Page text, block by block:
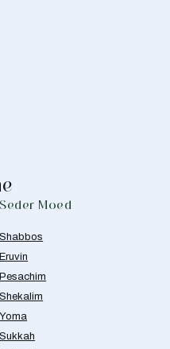
Seder Moed
Shabbos
Eruvin
Pesachim
Shekalim
Yoma
Sukkah